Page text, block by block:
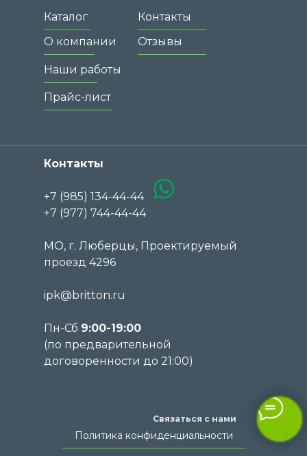
Связаться с нами
Контакты
+7 (985) 134-44-44
+7 (977) 744-44-44
МО, г. Люберцы, Проектируемый
проезд 4296
ipk@britton.ru
Пн-Сб 9:00-19:00
(по предварительной
договоренности до 21:00)
Каталог
О компании
Контакты
Политика конфиденциальности
Наши работы
Прайс-лист
Отзывы